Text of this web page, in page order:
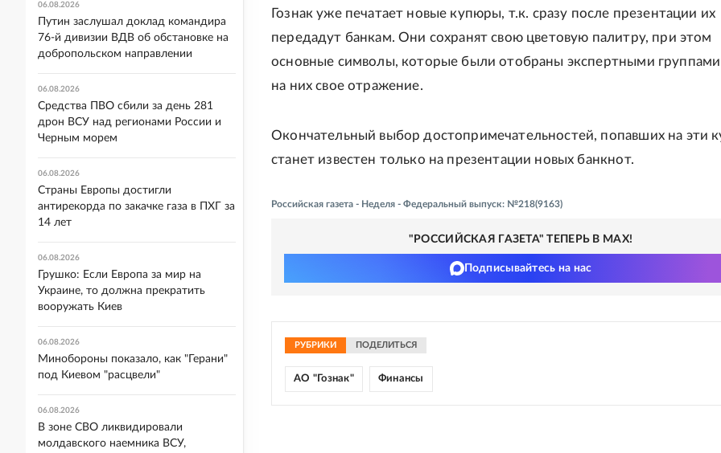
Гознак уже печатает новые купюры, т.к. сразу после презентации их
передадут банкам. Они сохранят свою цветовую палитру, при этом
основные символы, которые были отобраны экспертными
на них свое отражение.
Окончательный выбор достопримечательностей, попавших на эти
станет известен только на презентации новых банкнот.
Российская газета - Неделя - Федеральный выпуск: №218(9163)
"РОССИЙСКАЯ ГАЗЕТА" ТЕПЕРЬ В MAX!
Подписывайтесь на нас
РУБРИКИ ПОДЕЛИТЬСЯ
АО "Гознак" Финансы
06.08.2026
Путин заслушал доклад командира
76-й дивизии ВДВ об обстановке на
добропольском направлении
06.08.2026
Средства ПВО сбили за день 281
дрон ВСУ над регионами России и
Черным морем
06.08.2026
Страны Европы достигли
антирекорда по закачке газа в ПХГ за
14 лет
06.08.2026
Грушко: Если Европа за мир на
Украине, то должна прекратить
вооружать Киев
06.08.2026
Минобороны показало, как "Герани"
под Киевом "расцвели"
06.08.2026
В зоне СВО ликвидировали
молдавского наемника ВСУ,